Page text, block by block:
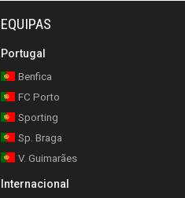
EQUIPAS
Portugal
Benfica
FC Porto
Sporting
Sp. Braga
V. Guimarães
Internacional